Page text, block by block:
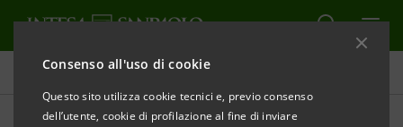
Consenso all'uso di cookie
Questo sito utilizza cookie tecnici e, previo consenso
dell’utente, cookie di profilazione al fine di inviare
Comunicati stampa
STAMPA AGGIORNA